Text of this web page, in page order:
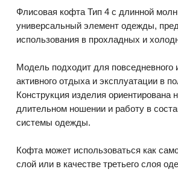
Флисовая кофта Тип 4 с длинной
универсальный элемент одежды,
использования в прохладных и
Модель подходит для повседневного
активного отдыха и эксплуатации в
Конструкция изделия ориентирована
длительном ношении и работу в
системы одежды.
Кофта может использоваться как
слой или в качестве третьего слоя